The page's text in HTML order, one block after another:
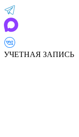
УЧЕТНАЯ ЗАПИСЬ